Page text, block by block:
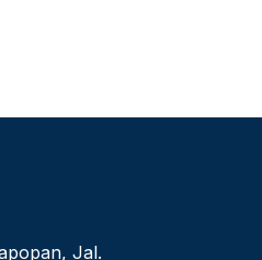
Jal.